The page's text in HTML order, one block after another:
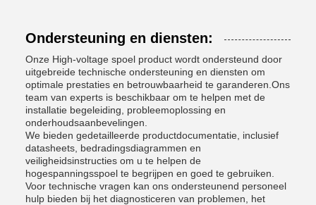
Ondersteuning en diensten:
Onze High-voltage spoel product wordt ondersteund door
uitgebreide technische ondersteuning en diensten om
optimale prestaties en betrouwbaarheid te garanderen.Ons
team van experts is beschikbaar om te helpen met de
installatie begeleiding, probleemoplossing en
onderhoudsaanbevelingen.
We bieden gedetailleerde productdocumentatie, inclusief
datasheets, bedradingsdiagrammen en
veiligheidsinstructies om u te helpen de
hogespanningsspoel te begrijpen en goed te gebruiken.
Voor technische vragen kan ons ondersteunend personeel
hulp bieden bij het diagnosticeren van problemen, het